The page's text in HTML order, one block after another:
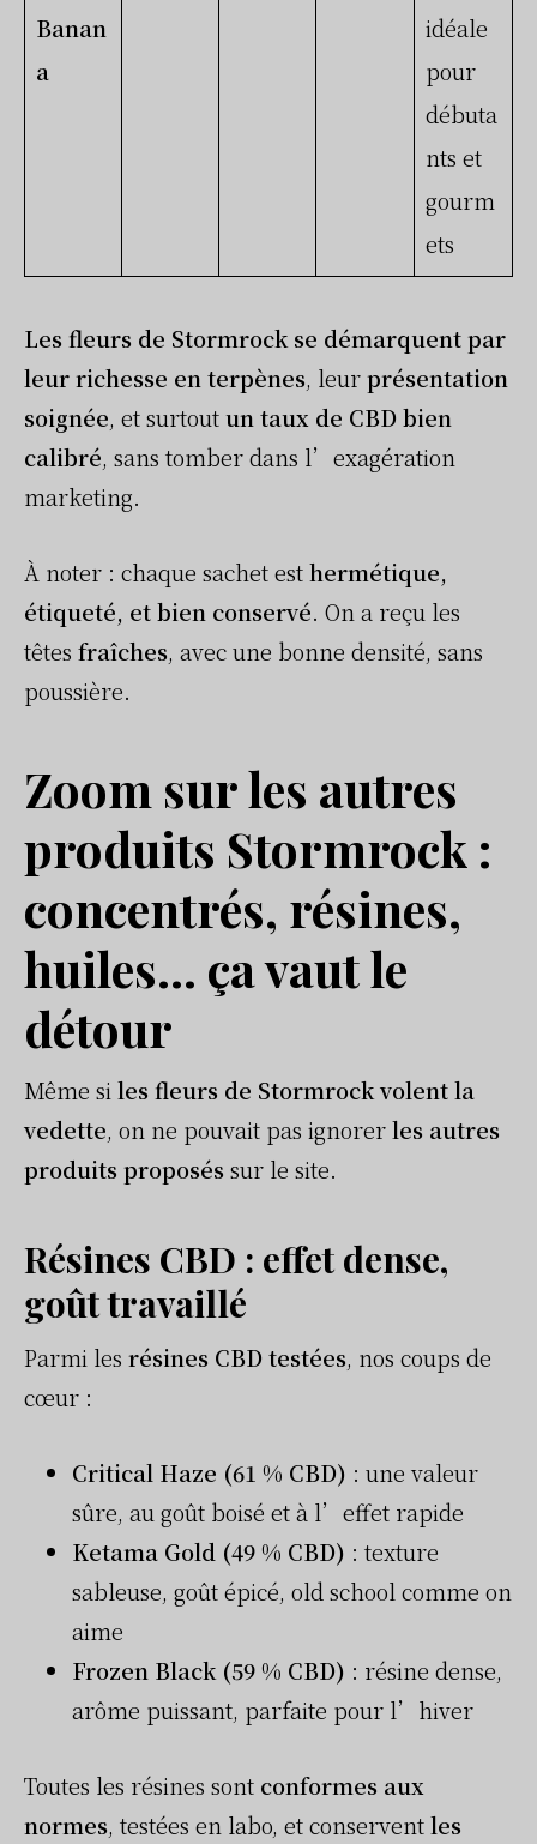
Banan
a
idéale
pour
débuta
nts et
gourm
ets
Les fleurs de Stormrock se démarquent par
leur richesse en terpènes, leurprésentation
soignée, et surtoutun taux de CBD bien
calibré, sans tomber dans l’exagération
marketing.
À noter : chaque sachet esthermétique,
étiqueté, et bien conservé. On a reçu les
têtes fraîches, avec une bonne densité, sans
poussière.
Zoom sur les autres
produits Stormrock :
concentrés, résines,
huiles… ça vaut le
détour
Même si les fleurs de Stormrock volent la
vedette, on ne pouvait pas ignorerles autres
produits proposés sur le site.
Résines CBD : effet dense,
goût travaillé
Parmi les résines CBD testées, nos coups de
cœur :
Critical Haze (61 % CBD) : une valeur
sûre, au goût boisé et à l’effet rapide
Ketama Gold (49 % CBD) : texture
sableuse, goût épicé, old school comme on
aime
Frozen Black (59 % CBD) : résine dense,
arôme puissant, parfaite pour l’hiver
Toutes les résines sont conformes aux
normes, testées en labo, et conserventles